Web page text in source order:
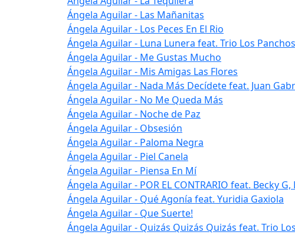
Ángela Aguilar - Las Mañanitas
Ángela Aguilar - Los Peces En El Rio
Ángela Aguilar - Luna Lunera feat. Trio Los
Ángela Aguilar - Me Gustas Mucho
Ángela Aguilar - Mis Amigas Las Flores
Ángela Aguilar - Nada Más Decídete feat. Juan
Ángela Aguilar - No Me Queda Más
Ángela Aguilar - Noche de Paz
Ángela Aguilar - Obsesión
Ángela Aguilar - Paloma Negra
Ángela Aguilar - Piel Canela
Ángela Aguilar - Piensa En Mí
Ángela Aguilar - POR EL CONTRARIO feat. Becky
Ángela Aguilar - Qué Agonía feat. Yuridia Gaxiola
Ángela Aguilar - Que Suerte!
Ángela Aguilar - Quizás Quizás Quizás feat. Trio